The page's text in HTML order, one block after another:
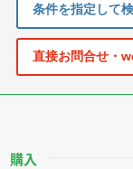
条件を指定して
直接お問合せ・
購入